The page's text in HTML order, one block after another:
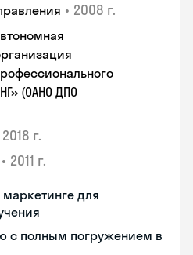
• 2008 г.
(ОАНО ДПО
2018 г.
• 2011 г.
маркетинге для
с полным погружением в